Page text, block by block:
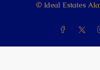
© Ideal Estates